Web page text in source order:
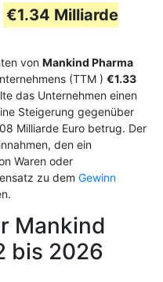
€1.34 Milliarde
von Mankind Pharma
(TTM ) €1.33
das Unternehmen einen
Steigerung gegenüber
Milliarde Euro betrug. Der
den ein
Waren oder
zu dem Gewinn
Mankind
bis 2026